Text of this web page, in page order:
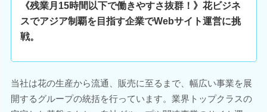
《残業月15時間以下で働きやすさ抜群！》花ビジネ
スでアジア制覇を目指す企業でWebサイト運営に挑
戦。
当社は花の生産から流通、販売に至るまで、幅広い事業を展
開するグループの統括を行っています。業界トップクラスの